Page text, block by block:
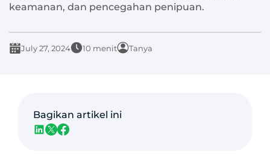
keamanan, dan pencegahan penipuan.
July 27, 2024 10 menit Tanya
Bagikan artikel ini